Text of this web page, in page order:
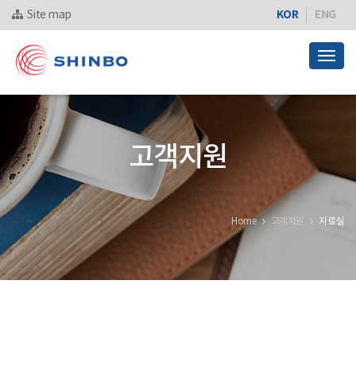
Site map KOR ENG
고객지원
Home 고객지원 자료실